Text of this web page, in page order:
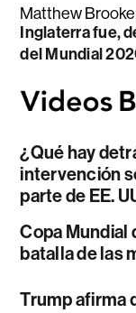
Matthew
Inglaterra fue,
del Mundial
¿Qué hay
intervención
parte de EE.
Copa Mundial
batalla de las
Trump afirma